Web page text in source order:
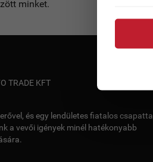
minket.
TRADE KFT
és egy lendületes fiatalos csapattal
a vevői igények minél hatékonyabb